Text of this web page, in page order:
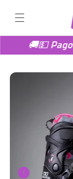
al contenido
🚚💵